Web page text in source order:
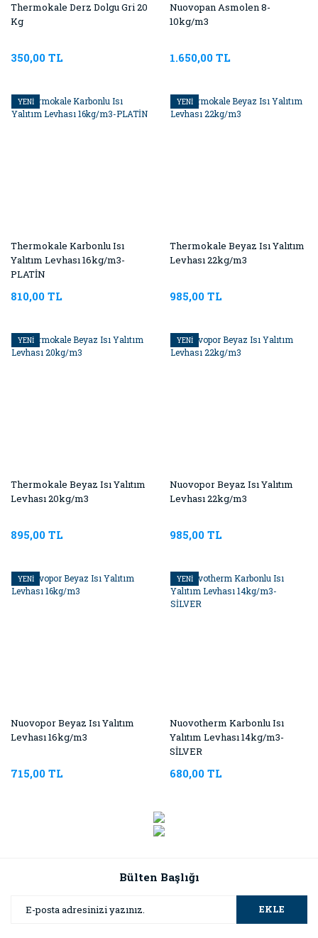
Thermokale Derz Dolgu Gri 20
Kg
350,00 TL
Nuovopan Asmolen 8-
10kg/m3
1.650,00 TL
YENİ
Thermokale Karbonlu Isı
Yalıtım Levhası 16kg/m3-
PLATİN
810,00 TL
YENİ
Thermokale Beyaz Isı Yalıtım
Levhası 22kg/m3
985,00 TL
YENİ
Thermokale Beyaz Isı Yalıtım
Levhası 20kg/m3
895,00 TL
YENİ
Nuovopor Beyaz Isı Yalıtım
Levhası 22kg/m3
985,00 TL
YENİ
Nuovopor Beyaz Isı Yalıtım
Levhası 16kg/m3
715,00 TL
YENİ
Nuovotherm Karbonlu Isı
Yalıtım Levhası 14kg/m3-
SİLVER
680,00 TL
Bülten Başlığı
EKLE